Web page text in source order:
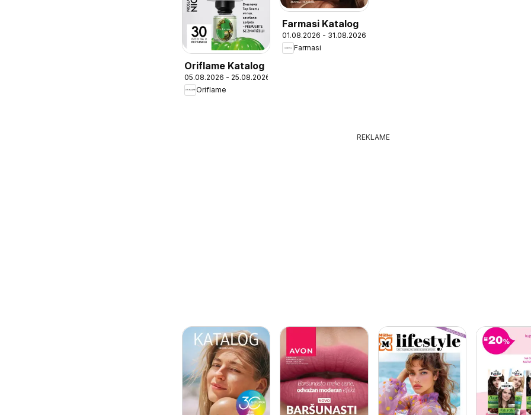
Oriflame Katalog
05.08.2026 - 25.08.2026
Oriflame
Farmasi Katalog
01.08.2026 - 31.08.2026
Farmasi
REKLAME